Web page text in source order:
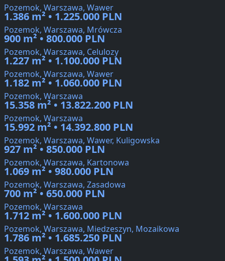
Pozemok, Warszawa, Wawer
1.386 m² • 1.225.000 PLN
Pozemok, Warszawa, Mrówcza
900 m² • 800.000 PLN
Pozemok, Warszawa, Celulozy
1.227 m² • 1.100.000 PLN
Pozemok, Warszawa, Wawer
1.182 m² • 1.060.000 PLN
Pozemok, Warszawa
15.358 m² • 13.822.200 PLN
Pozemok, Warszawa
15.992 m² • 14.392.800 PLN
Pozemok, Warszawa, Wawer, Kuligowska
927 m² • 850.000 PLN
Pozemok, Warszawa, Kartonowa
1.069 m² • 980.000 PLN
Pozemok, Warszawa, Zasadowa
700 m² • 650.000 PLN
Pozemok, Warszawa
1.712 m² • 1.600.000 PLN
Pozemok, Warszawa, Miedzeszyn, Mozaikowa
1.786 m² • 1.685.250 PLN
Pozemok, Warszawa, Wawer